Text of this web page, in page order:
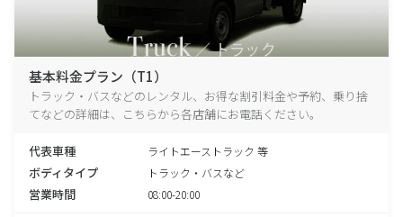
基本料金プラン（T1）
トラック・バスなどのレンタル、お得な割引料金や予約、乗り捨
てなどの詳細は、こちらから各店舗にお電話ください。
代表車種 ライトエーストラック 等
ボディタイプ トラック・バスなど
営業時間 08:00-20:00